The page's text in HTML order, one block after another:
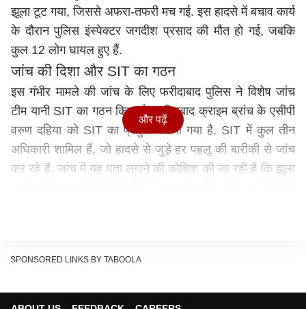
झूला टूट गया, जिससे अफरा-तफरी मच गई. इस हादसे में बचाव कार्य
के दौरान पुलिस इंस्पेक्टर जगदीश प्रसाद की मौत हो गई, जबकि
कुल 12 लोग घायल हुए हैं.
जांच की दिशा और SIT का गठन
इस गंभीर मामले की जांच के लिए फरीदाबाद पुलिस ने विशेष जांच
टीम यानी SIT का गठन किया है. फरीदाबाद क्राइम ब्रांच के एसीपी
वरुण दहिया को SIT का प्रमुख बनाया गया है. SIT में कुल तीन
अधिकारी शामिल हैं, जो हादसे से जुड़े हर पहलू की बारीकी से जांच
कर रहे हैं. जांच में यह पता लगाने की कोशिश की जा रही है कि झूला
है कि इस हादसे की असली जिम्मेदारी मेला अथॉरिटी की है. उन्होंने
और पढ़ें
SPONSORED LINKS BY TABOOLA